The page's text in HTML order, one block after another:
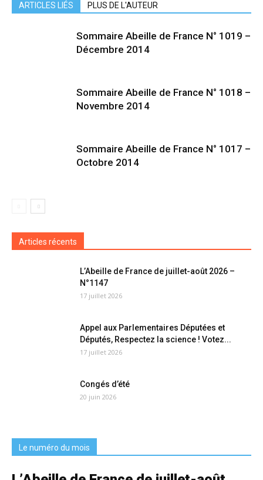
ARTICLES LIÉS PLUS DE L'AUTEUR
Sommaire Abeille de France N° 1019 –
Décembre 2014
Sommaire Abeille de France N° 1018 –
Novembre 2014
Sommaire Abeille de France N° 1017 –
Octobre 2014
Articles récents
L’Abeille de France de juillet-août 2026 –
N°1147
17 juillet 2026
Appel aux Parlementaires Députées et
Députés, Respectez la science ! Votez...
17 juillet 2026
Congés d’été
20 juin 2026
Le numéro du mois